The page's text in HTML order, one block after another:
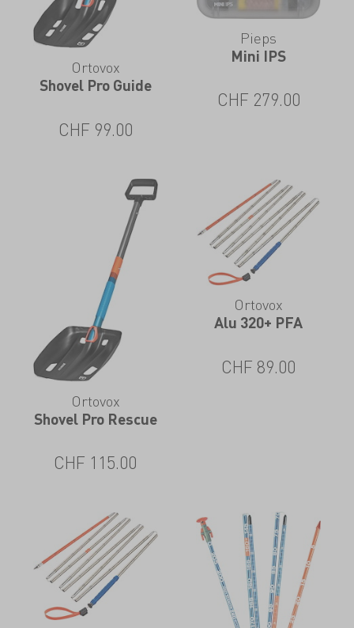
giusta preparazione e attrezzatura nulla
potrà più ostacolare le lunghe giornate
sulla neve profonda.
Ortovox
Shovel Pro Guide
CHF 99.00
Pieps
Mini IPS
CHF 279.00
Ortovox
Shovel Pro Rescue
CHF 115.00
Ortovox
Alu 320+ PFA
CHF 89.00